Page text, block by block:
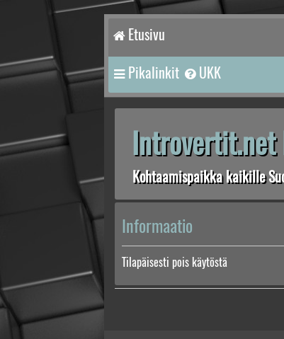
Etusivu
Pikalinkit UKK
Introvertit.net
Kohtaamispaikka kaikille
Informaatio
Tilapäisesti pois käytöstä